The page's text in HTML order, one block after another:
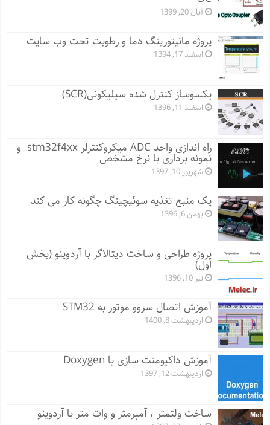
آبان 20, 1399
پروژه مانيتورينگ دما و رطوبت تحت وب سایت
اسفند 17, 1394
یکسوساز کنترل شده سیلیکونی(SCR)
اسفند 11, 1396
راه اندازی واحد ADC میکروکنترلر stm32f4xx و
نمونه برداری با نرخ مشخص
شهریور 10, 1397
یک منبع تغذیه سوئیچینگ چگونه کار می کند
بهمن 6, 1396
پروژه طراحی و ساخت دیتالاگر با آردوینو (بخش
اول)
تیر 10, 1396
آموزش اتصال سروو موتور به STM32
اردیبهشت 8, 1400
آموزش داکیومنت سازی با Doxygen
اردیبهشت 12, 1397
ساخت ولتمتر ، آمپرمتر و وات متر با آردوینو